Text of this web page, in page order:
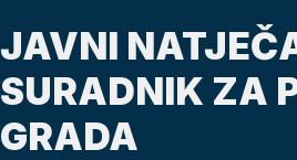
JAVNI
SURADNIK ZA
GRADA